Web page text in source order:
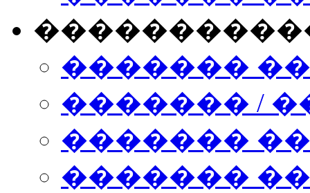
�������
������� /
�������
������� ���